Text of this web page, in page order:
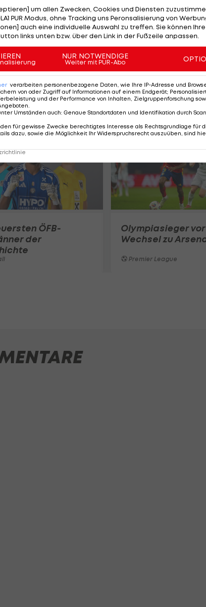
Red Wings auf. Der 26-jährige Defender erhält
Details sind nicht bekannt, "TSN" berichtet
14 vier Mio. Dollar cashen soll. "Wir haben Kyle
seither zu einem soliden Crack", freut sich GM
kehrte der Kanadier im Februar zurück nach
ÖFB-
der
Olympiasieger vor
Wechsel zu
Premier League
um allen Zwecken, Cookies und Diensten
PUR Modus, ohne Tracking uns Peronsalisierung von
auch eine individuelle Auswahl zu treffen. Sie können
links unten bzw. über den Link in der Fußzeile anpassen.
NUR NOTWENDIGE
Weiter mit PUR-Abo
verarbeiten personenbezogene Daten, wie Ihre IP-Adresse und
von oder Zugriff auf Informationen auf einem Endgerät;
und der Performance von Inhalten, Zielgruppenforschung
Umständen auch: Genaue Standortdaten und Identifikation durch
für gewisse Zwecke berechtigtes Interesse als Rechtsgrundlage für
dazu, sowie die Möglichkeit Ihr Widerspruchsrecht auszuüben, sind